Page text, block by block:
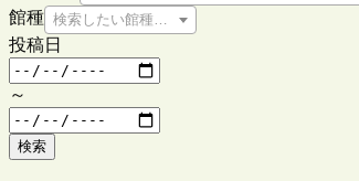
館種 検索したい館種を選択してください
投稿日
～
検索